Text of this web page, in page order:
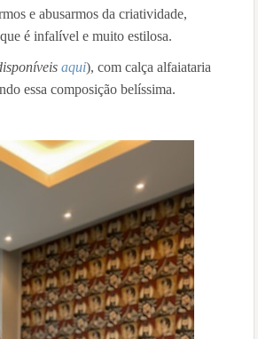
e abusarmos da criatividade,
é infalível e muito estilosa.
aqui), com calça alfaiataria
essa composição belíssima.